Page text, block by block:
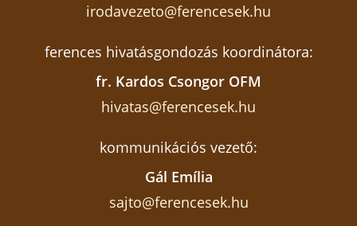
irodavezeto@ferencesek.hu
ferences hivatásgondozás koordinátora:
fr. Kardos Csongor OFM
hivatas@ferencesek.hu
kommunikációs vezető:
Gál Emília
sajto@ferencesek.hu